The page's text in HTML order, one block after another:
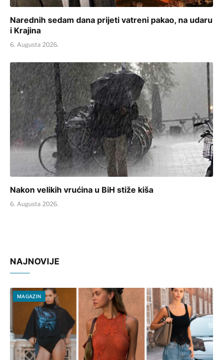
Narednih sedam dana prijeti vatreni pakao, na udaru
i Krajina
6. Augusta 2026.
Nakon velikih vrućina u BiH stiže kiša
6. Augusta 2026.
NAJNOVIJE
MAGAZIN